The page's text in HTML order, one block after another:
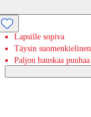
Lapsille sopiva
Täysin suomenkielinen
Paljon hauskaa puuhaa